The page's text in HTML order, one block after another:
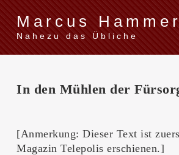
Marcus
Nahezu das Übliche
In den Mühlen der
[Anmerkung: Dieser Text ist
Magazin Telepolis erschienen.]